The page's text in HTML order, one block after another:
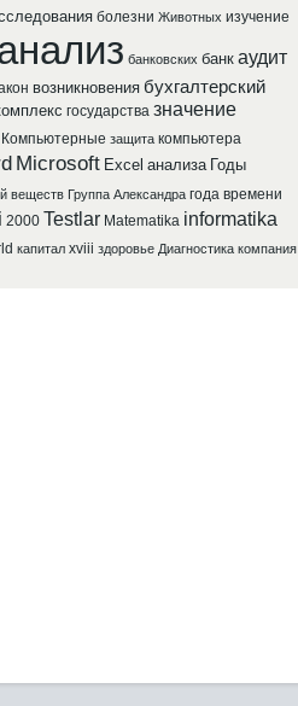
болезни Животных изучение
банковских банк аудит
возникновения бухгалтерский
государства значение
Компьютерные защита компьютера
Microsoft Excel анализа Годы
веществ Группа Александра года времени
2000 Testlar Matematika informatika
капитал xviii здоровье Диагностика компания